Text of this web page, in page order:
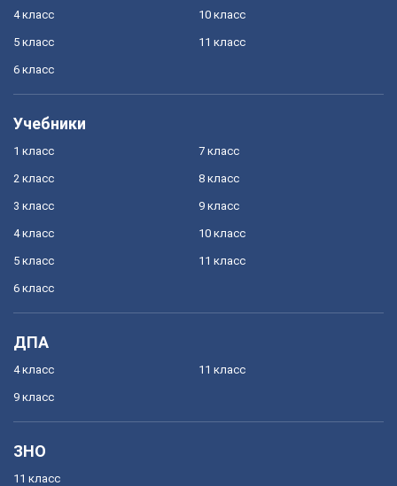
4 класс
5 класс
6 класс
10 класс
11 класс
Учебники
1 класс
2 класс
3 класс
4 класс
5 класс
6 класс
7 класс
8 класс
9 класс
10 класс
11 класс
ДПА
4 класс
9 класс
11 класс
ЗНО
11 класс